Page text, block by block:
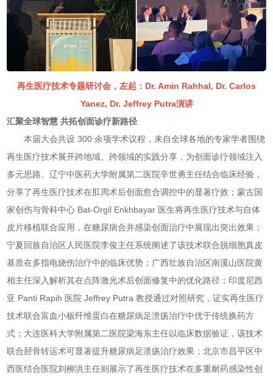
再生医疗技术专题研讨会，左起：Dr. Amin Rahhal, Dr. Carlos
Yanez, Dr. Jeffrey Putra演讲
汇聚全球智慧 共拓创面诊疗新路径
本届大会共设 300 余项学术议程，来自全球各地的专家学者围绕
再生医疗技术展开跨地域、跨领域的实践分享，为创面诊疗领域注入
多元思路。辽宁中医药大学附属第二医院辛世勇主任结合临床经验，
分享了再生医疗技术在肛周术后创面愈合调控中的显著疗效；蒙古国
家创伤与骨科中心 Bat‑Orgil Enkhbayar 医生将再生医疗技术与自体
皮片移植联合应用，在糖尿病合并感染创面治疗中展现出突出效果；
宁夏回族自治区人民医院李俊主任系统阐述了该技术联合脱细胞真皮
基质在多指电烧伤治疗中的临床优势；广西壮族自治区南溪山医院黄
相主任深入解析其在点阵激光术后创面修复中的优化路径；印度尼西
亚 Panti Rapih 医院 Jeffrey Putra 教授通过对照研究，证实再生医疗
技术联合富血小板纤维蛋白在糖尿病足溃疡治疗中优于传统换药方
式；大连医科大学附属第二医院梁海东主任以临床数据验证，该技术
联合胫骨转运术可显著提升糖尿病足溃疡治疗效果；北京市昌平区中
西医结合医院刘柳洪主任则展示了再生医疗技术在多重耐药感染性创